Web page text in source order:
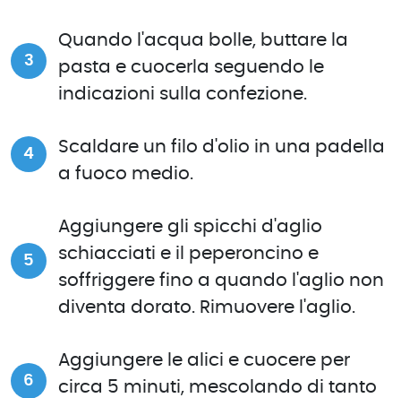
Quando l'acqua bolle, buttare la
pasta e cuocerla seguendo le
indicazioni sulla confezione.
Scaldare un filo d'olio in una padella
a fuoco medio.
Aggiungere gli spicchi d'aglio
schiacciati e il peperoncino e
soffriggere fino a quando l'aglio non
diventa dorato. Rimuovere l'aglio.
Aggiungere le alici e cuocere per
circa 5 minuti, mescolando di tanto